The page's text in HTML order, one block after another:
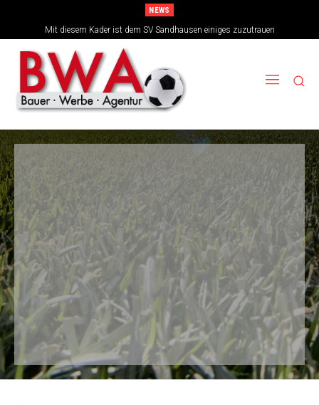
NEWS
Mit diesem Kader ist dem SV Sandhausen einiges zuzutrauen
TSG-Erfolgsarchitekten sehen sich für den Tanz auf drei Hochzeiten gut
aufgestellt